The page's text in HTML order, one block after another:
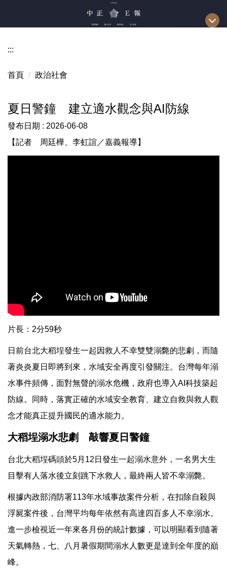
區
:::
首頁 政治社會
夏日警鐘 建立適水觀念與AI防線
發布日期 : 2026-06-08
【記者 周廷樺、李虹誼／嘉義報導】
片長：2分59秒
日前台北大稻埕發生一起因救人不幸雙雙溺斃的悲劇，而隨
著炎炎夏日即將到來，水域安全再度引發關注。台灣每年溺
水事件頻傳，面對無聲的溺水危機，政府也導入AI科技築起
防線。同時，落實正確的水域安全教育、建立自救與救人觀
念才能真正提升國民的適水能力。
大稻埕溺水悲劇 敲響夏日警鐘
台北大稻埕碼頭於5月12日發生一起溺水意外，一名男大生
目擊有人落水後立刻跳下水救人，最終兩人皆不幸溺斃。
根據內政部消防署113年水域事故案件分析，在扣除自殺與
浮屍案件後，台灣平均每年依然有高達四百多人不幸溺水。
進一步檢視近一年來各月份的統計數據，可以明顯看到隨著
天氣轉熱，七、八月暑假期間溺水人數更是達到全年度的巔
峰。